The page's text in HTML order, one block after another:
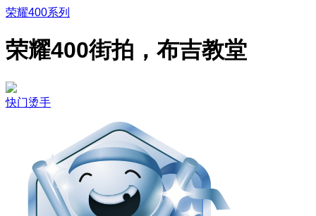
荣耀400系列
荣耀400街拍，布吉教堂
快门烫手